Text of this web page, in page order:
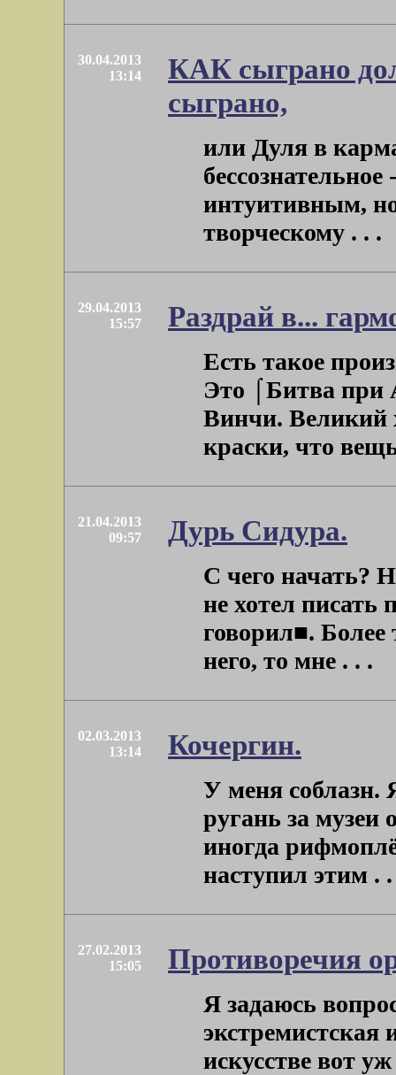
30.04.2013
13:14
КАК сыграно
сыграно,
или Дуля в
интуитивным,
творческому . . .
29.04.2013
15:57
Раздрай в...
Есть такое
Это ⌠Битва при
Винчи. Великий
краски, что
21.04.2013
09:57
Дурь Сидура.
С чего начать?
не хотел
говорил■. Более
него, то мне . . .
02.03.2013
13:14
Кочергин.
У меня соблазн.
ругань за музеи
иногда
наступил этим .
27.02.2013
15:05
Противоречия
Я задаюсь
экстремистская
искусстве вот